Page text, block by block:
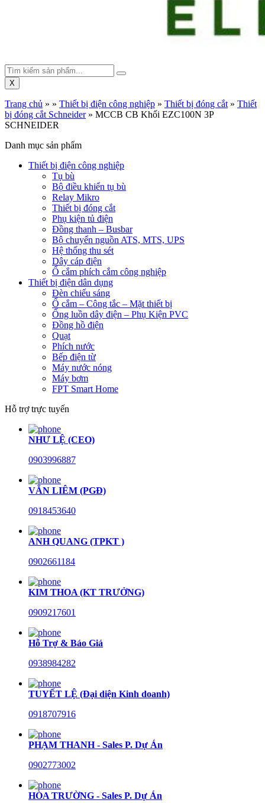
X
Trang chủ » » Thiết bị điện công nghiệp » Thiết bị đóng cắt » Thiết
bị đóng cắt Schneider» MCCB CB Khối EZC100N 3P
SCHNEIDER
Danh mục sản phẩm
Thiết bị điện công nghiệp
Tụ bù
Bộ điều khiển tụ bù
Relay Mikro
Thiết bị đóng cắt
Phụ kiện tủ điện
Đồng thanh – Busbar
Bộ chuyển nguồn ATS, MTS, UPS
Hệ thống thu sét
Dây cáp điện
Ổ cắm phích cắm công nghiệp
Thiết bị điện dân dụng
Đèn chiếu sáng
Ổ cắm – Công tắc – Mặt thiết bị
Ống luồn dây điện – Phụ Kiện PVC
Đồng hồ điện
Quạt
Phích nước
Bếp điện từ
Máy nước nóng
Máy bơm
FPT Smart Home
Hỗ trợ trực tuyến
NHƯ LỆ (CEO)
0903996887
VĂN LIÊM (PGĐ)
0918453640
ANH QUANG (TPKT )
0902661184
KIM THOA (KT TRƯỞNG)
0909217601
Hỗ Trợ & Báo Giá
0938984282
TUYẾT LỆ (Đại diện Kinh doanh)
0918707916
PHẠM THANH - Sales P. Dự Án
0902773002
HÒA TRƯỜNG - Sales P. Dự Án